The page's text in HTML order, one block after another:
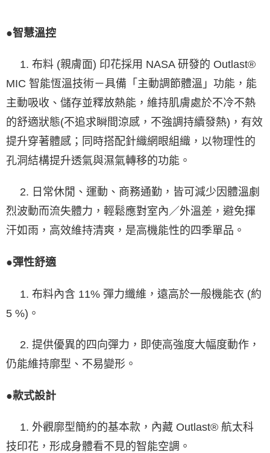
每筆NT$80，滿NT$990(含以上)免運費
每筆NT$80，滿NT$699(含以上)免運費
●智慧溫控
1. 布料 (親膚面) 印花採用 NASA 研發的 Outlast®
MIC 智能恆溫技術－具備「主動調節體溫」功能，能
主動吸收、儲存並釋放熱能，維持肌膚處於不冷不熱
的舒適狀態(不追求瞬間涼感，不強調持續發熱)，有效
提升穿著體感；同時搭配針織網眼組織，以物理性的
孔洞結構提升透氣與濕氣轉移的功能。
2. 日常休閒、運動、商務通勤，皆可減少因體溫劇
烈波動而流失體力，輕鬆應對室內／外溫差，避免揮
汗如雨，高效維持清爽，是高機能性的四季單品。
●彈性舒適
1. 布料內含 11% 彈力纖維，遠高於一般機能衣 (約
5 %)。
2. 提供優異的四向彈力，即使高強度大幅度動作，
仍能維持廓型、不易變形。
●款式設計
1. 外觀廓型簡約的基本款，內藏 Outlast® 航太科
技印花，形成身體看不見的智能空調。